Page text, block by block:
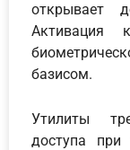
открывает
Активация
базисом.
Утилиты
доступа при